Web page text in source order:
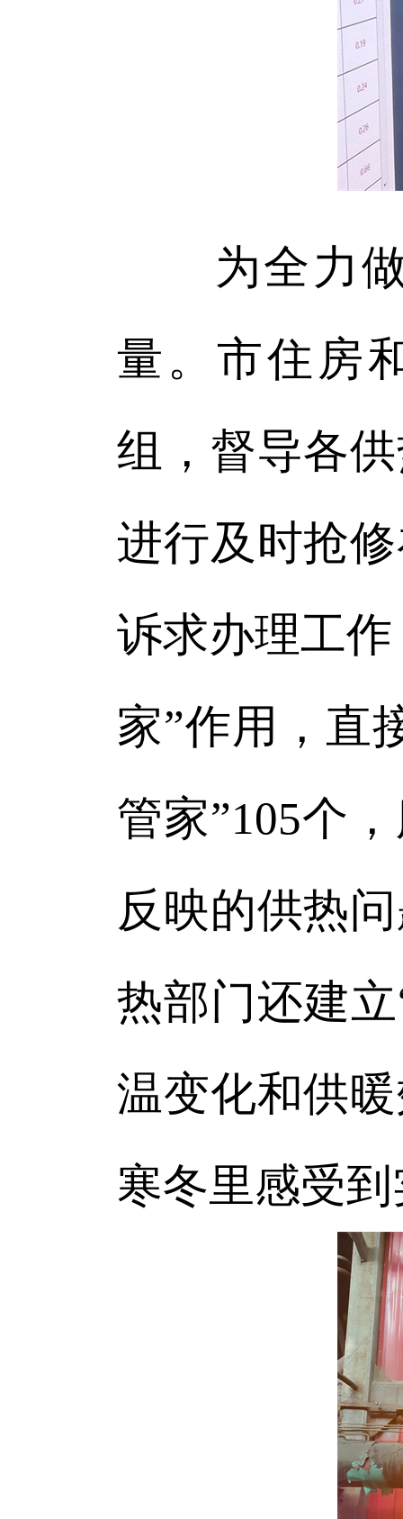
为全力做
量。市住房
组，督导各
进行及时抢
诉求办理工
家”作用，直
管家”105个
反映的供热
热部门还建
温变化和供
寒冬里感受